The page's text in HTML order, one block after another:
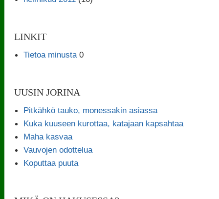
LINKIT
Tietoa minusta 0
UUSIN JORINA
Pitkähkö tauko, monessakin asiassa
Kuka kuuseen kurottaa, katajaan kapsahtaa
Maha kasvaa
Vauvojen odottelua
Koputtaa puuta